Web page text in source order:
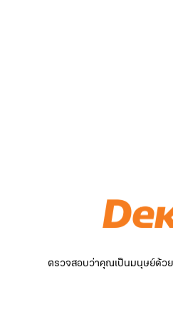
ตรวจสอบว่าคุณเป็นมนุษย์ด้วย